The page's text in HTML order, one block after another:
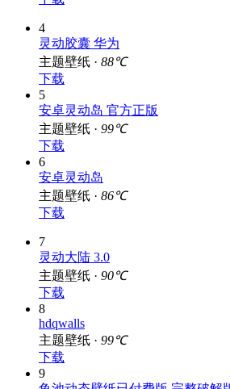
灵动胶囊 华为
主题壁纸 ·88℃
下载
5
安卓灵动岛 官方正版
主题壁纸 ·99℃
下载
6
安卓灵动岛
主题壁纸 ·86℃
下载
灵动大陆 3.0
主题壁纸 ·90℃
下载
8
hdqwalls
主题壁纸 ·
下载
9
鱼池动态壁纸已付费版 完整破解版